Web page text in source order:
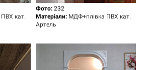
кат.
Фото: 232
Матеріали: МДФ+плівка ПВХ кат.
Артель